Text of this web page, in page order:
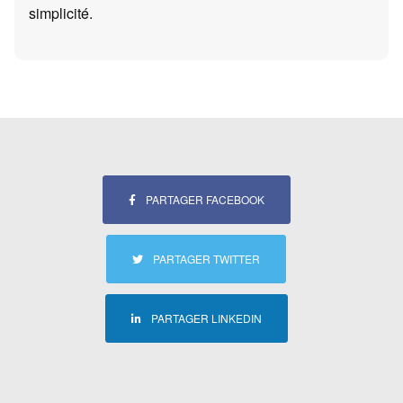
simplicité.
PARTAGER FACEBOOK
PARTAGER TWITTER
PARTAGER LINKEDIN